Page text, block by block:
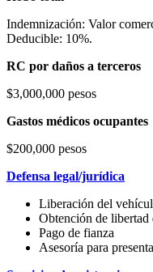
Indemnización: Valor
Deducible: 10%.
RC por daños a terceros
$3,000,000 pesos
Gastos médicos ocupantes
$200,000 pesos
Defensa legal/jurídica
Liberación del
Obtención de libertad
Pago de fianza
Asesoría para